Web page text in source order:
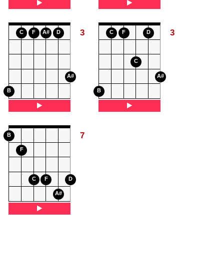
B
C F A# D
A#
3
B
C F
C
D
A#
3
B
F
C F
A#
D
7